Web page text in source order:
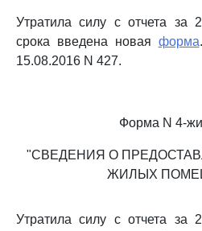
Утратила силу с отчета за
срока введена новая форма
15.08.2016 N 427.
Форма N 4-
"СВЕДЕНИЯ О
ЖИЛЫХ
Утратила силу с отчета за